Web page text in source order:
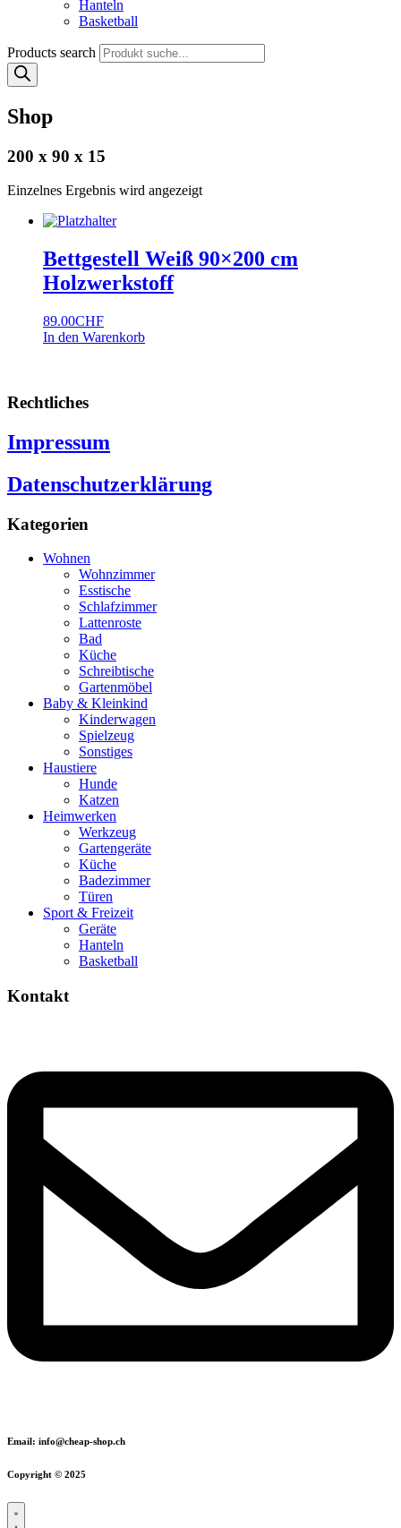
Hanteln
Basketball
Products search
Shop
200 x 90 x 15
Einzelnes Ergebnis wird angezeigt
Bettgestell Weiß 90×200 cm
Holzwerkstoff
89.00CHF
In den Warenkorb
Rechtliches
Impressum
Datenschutzerklärung
Kategorien
Wohnen
Wohnzimmer
Esstische
Schlafzimmer
Lattenroste
Bad
Küche
Schreibtische
Gartenmöbel
Baby & Kleinkind
Kinderwagen
Spielzeug
Sonstiges
Haustiere
Hunde
Katzen
Heimwerken
Werkzeug
Gartengeräte
Küche
Badezimmer
Türen
Sport & Freizeit
Geräte
Hanteln
Basketball
Kontakt
Email: info@cheap-shop.ch
Copyright © 2025